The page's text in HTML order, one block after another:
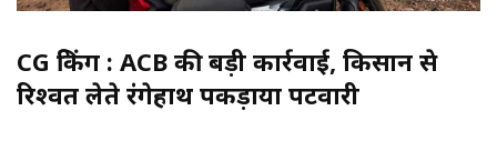
CG ब्रेकिंग : ACB की बड़ी कार्रवाई, किसान से
रिश्वत लेते रंगेहाथ पकड़ाया पटवारी